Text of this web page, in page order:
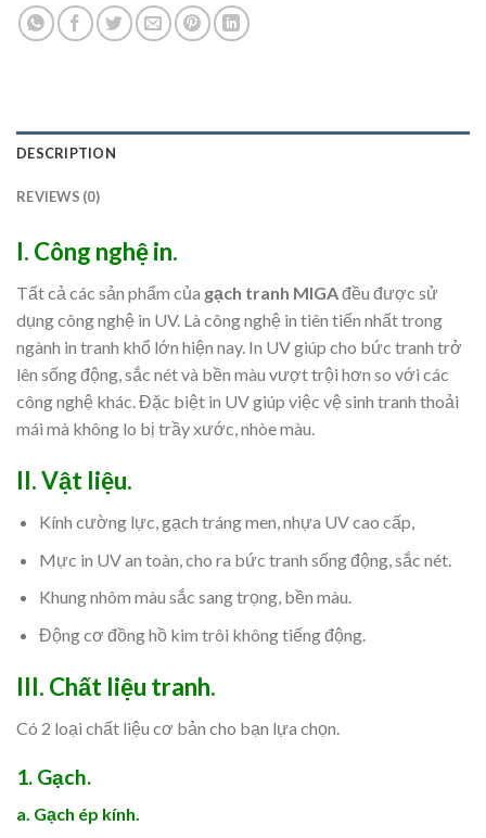
DESCRIPTION
REVIEWS (0)
I. Công nghệ in.
Tất cả các sản phẩm của gạch tranh MIGAđều được sử
dụng công nghệ in UV. Là công nghệ in tiên tiến nhất trong
ngành in tranh khổ lớn hiện nay. In UV giúp cho bức tranh trở
lên sống động, sắc nét và bền màu vượt trội hơn so với các
công nghệ khác. Đặc biệt in UV giúp việc vệ sinh tranh thoải
mái mà không lo bị trầy xước, nhòe màu.
II. Vật liệu.
Kính cường lực, gạch tráng men, nhựa UV cao cấp,
Mực in UV an toàn, cho ra bức tranh sống động, sắc nét.
Khung nhôm màu sắc sang trọng, bền màu.
Động cơ đồng hồ kim trôi không tiếng động.
III. Chất liệu tranh.
Có 2 loại chất liệu cơ bản cho bạn lựa chọn.
1. Gạch.
a. Gạch ép kính.